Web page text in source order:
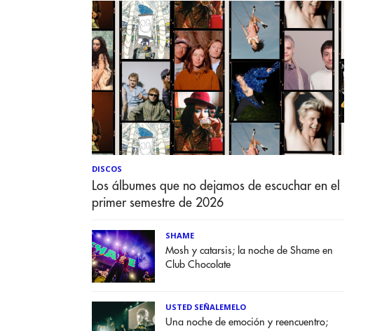
DISCOS
Los álbumes que no dejamos de escuchar en el
primer semestre de 2026
SHAME
Mosh y catarsis; la noche de Shame en
Club Chocolate
USTED SEÑALEMELO
Una noche de emoción y reencuentro;